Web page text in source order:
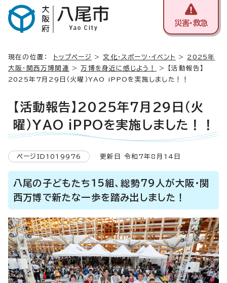
災害・救急
現在の位置： トップページ >文化・スポーツ・イベント > 2025年
大阪・関西万博関連
>万博を身近に感じよう！
> 【活動報告】
2025年7月29日（火曜）YAO iPPOを実施しました！！
【活動報告】2025年7月29日（火
曜）YAO iPPOを実施しました！！
ページID1019976 更新日 令和7年8月14日
八尾の子どもたち15組、総勢79人が大阪・関
西万博で新たな一歩を踏み出しました！